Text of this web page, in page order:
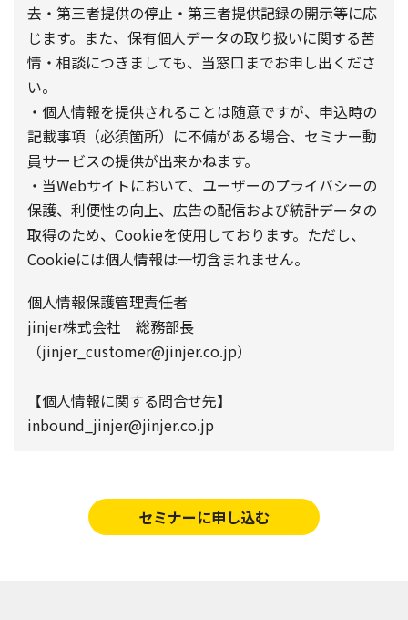
去・第三者提供の停止・第三者提供記録の開示等に応
じます。また、保有個人データの取り扱いに関する苦
情・相談につきましても、当窓口までお申し出くださ
い。
・個人情報を提供されることは随意ですが、申込時の
記載事項（必須箇所）に不備がある場合、セミナー動
員サービスの提供が出来かねます。
・当Webサイトにおいて、ユーザーのプライバシーの
保護、利便性の向上、広告の配信および統計データの
取得のため、Cookieを使用しております。ただし、
Cookieには個人情報は一切含まれません。
個人情報保護管理責任者
jinjer株式会社 総務部長
（jinjer_customer@jinjer.co.jp）
【個人情報に関する問合せ先】
inbound_jinjer@jinjer.co.jp
セミナーに申し込む